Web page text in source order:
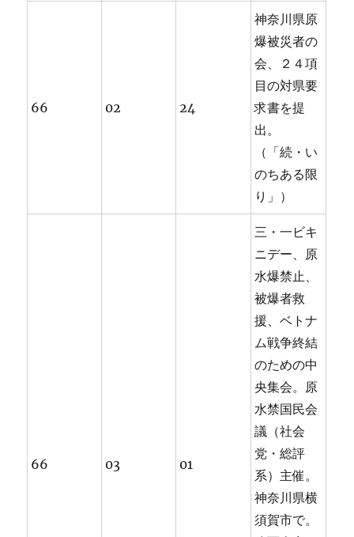
66 02 24
神奈川県原
爆被災者の
会、２４項
目の対県要
求書を提
出。
（「続・い
のちある限
り」）
66 03 01
三・一ビキ
ニデー、原
水爆禁止、
被爆者救
援、ベトナ
ム戦争終結
のための中
央集会。原
水禁国民会
議（社会
党・総評
系）主催。
神奈川県横
須賀市で。